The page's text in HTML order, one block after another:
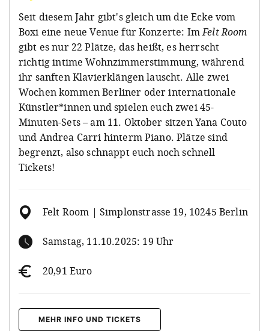
Seit diesem Jahr gibt's gleich um die Ecke vom
Boxi eine neue Venue für Konzerte: ImFelt Room
gibt es nur 22 Plätze, das heißt, es herrscht
richtig intime Wohnzimmerstimmung, während
ihr sanften Klavierklängen lauscht. Alle zwei
Wochen kommen Berliner oder internationale
Künstler*innen und spielen euch zwei 45-
Minuten-Sets – am 11. Oktober sitzen Yana Couto
und Andrea Carri hinterm Piano. Plätze sind
begrenzt, also schnappt euch noch schnell
Tickets!
Felt Room | Simplonstrasse 19, 10245 Berlin
Samstag, 11.10.2025: 19 Uhr
20,91 Euro
MEHR INFO UND TICKETS